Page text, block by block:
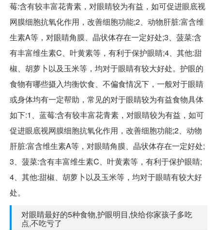
莓:含有较丰富花青素，对眼睛较为有益，如可促进眼底视
网膜细胞抗氧化作用，改善细胞功能;2、动物肝脏:富含维
生素A等，对眼睛角膜、晶状体存在一定好处;3、菠菜:含
有丰富维生素C、叶黄素等，有利于保护眼睛;4、其他:甜
椒、胡萝卜以及玉米等，均对于眼睛有较大好处。护眼的
食物有哪些摄入均衡饮食、不偏食情况下，一般对于眼睛
或身体均有一定帮助，常见的对于眼睛较为有益食物具体
如下:1、蓝莓:含有较丰富花青素，对眼睛较为有益，如可
促进眼底视网膜细胞抗氧化作用，改善细胞功能;2、动物
肝脏:富含维生素A等，对眼睛角膜、晶状体存在一定好处;
3、菠菜:含有丰富维生素C、叶黄素等，有利于保护眼睛;
4、其他:甜椒、胡萝卜以及玉米等，均对于眼睛有较大好
处。
对眼睛最好的5种食物,护眼明目,快给你家孩子多吃
点,不吃亏了